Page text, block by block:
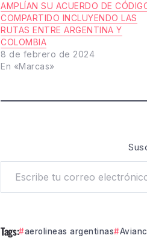
AMPLÍAN SU ACUERDO DE
COMPARTIDO INCLUYENDO LAS
RUTAS ENTRE ARGENTINA Y
COLOMBIA
8 de febrero de 2024
En «Marcas»
Tags: aerolineas argentinas